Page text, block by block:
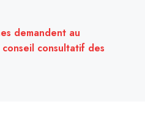
demandent au
consultatif des